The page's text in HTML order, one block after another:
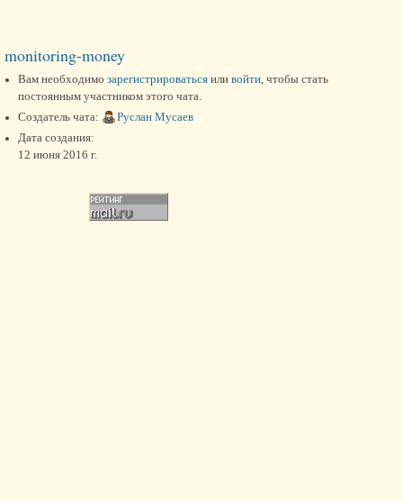
monitoring-money
Вам необходимо зарегистрироваться или войти , чтобы стать
постоянным участником этого чата.
Создатель чата:
Руслан Мусаев
Дата создания:
12 июня 2016 г.